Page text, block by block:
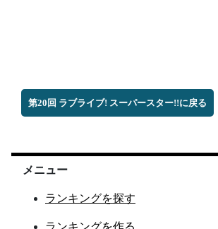
第20回 ラブライブ! スーパースター!!に戻る
メニュー
ランキングを探す
ランキングを作る